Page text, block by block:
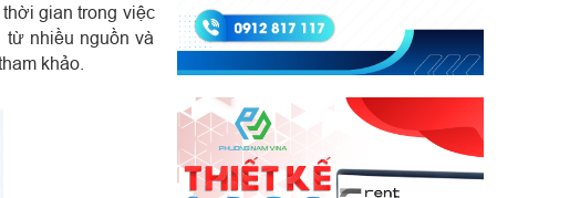
gian trong việc
từ nhiều nguồn và
khảo.